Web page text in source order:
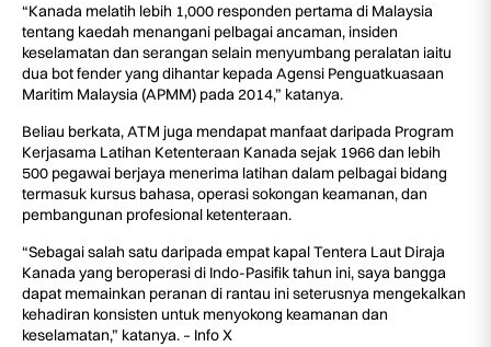
“Kanada melatih lebih 1,000 responden pertama di Malaysia
tentang kaedah menangani pelbagai ancaman, insiden
keselamatan dan serangan selain menyumbang peralatan iaitu
dua bot fender yang dihantar kepada Agensi Penguatkuasaan
Maritim Malaysia (APMM) pada 2014,” katanya.
Beliau berkata, ATM juga mendapat manfaat daripada Program
Kerjasama Latihan Ketenteraan Kanada sejak 1966 dan lebih
500 pegawai berjaya menerima latihan dalam pelbagai bidang
termasuk kursus bahasa, operasi sokongan keamanan, dan
pembangunan profesional ketenteraan.
“Sebagai salah satu daripada empat kapal Tentera Laut Diraja
Kanada yang beroperasi di Indo-Pasifik tahun ini, saya bangga
dapat memainkan peranan di rantau ini seterusnya mengekalkan
kehadiran konsisten untuk menyokong keamanan dan
keselamatan,” katanya. – Info X